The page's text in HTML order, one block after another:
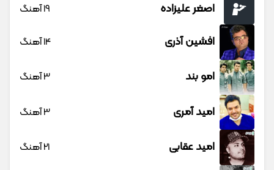
اصغر علیزاده 19 آهنگ
افشین آذری 14 آهنگ
امو بند 3 آهنگ
امید آمری 3 آهنگ
امید عقابی 21 آهنگ